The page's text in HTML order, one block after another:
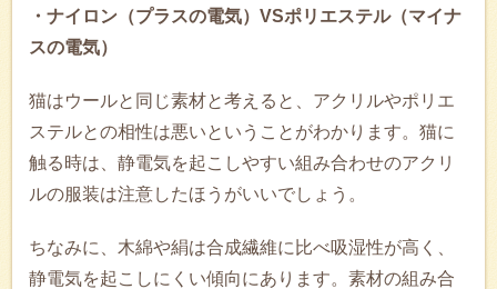
・ナイロン（プラスの電気）VSポリエステル（マイナ
スの電気）
猫はウールと同じ素材と考えると、アクリルやポリエ
ステルとの相性は悪いということがわかります。猫に
触る時は、静電気を起こしやすい組み合わせのアクリ
ルの服装は注意したほうがいいでしょう。
ちなみに、木綿や絹は合成繊維に比べ吸湿性が高く、
静電気を起こしにくい傾向にあります。素材の組み合